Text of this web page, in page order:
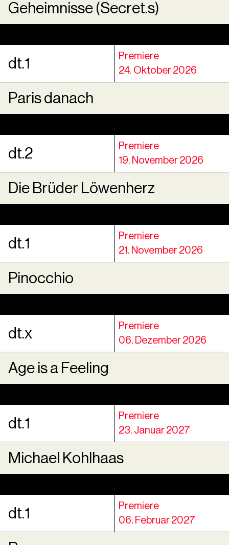
Geheimnisse (Secret.s)
dt.1
Premiere
24. Oktober 2026
Paris danach
dt.2
Premiere
19. November 2026
Die Brüder Löwenherz
dt.1
Premiere
21. November 2026
Pinocchio
dt.x
Premiere
06. Dezember 2026
Age is a Feeling
dt.1
Premiere
23. Januar 2027
Michael Kohlhaas
dt.1
Premiere
06. Februar 2027